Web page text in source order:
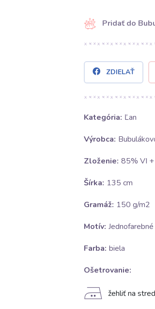
Pridať do
ZDIELAŤ
Kategória: Ľan
Výrobca:
Zloženie: 85% VI
Šírka: 135 cm
Gramáž: 150 g/m2
Motív: Jednofarebné
Farba: biela
Ošetrovanie:
E žehliť na